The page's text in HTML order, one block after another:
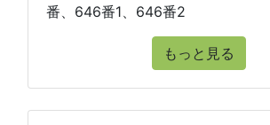
番、646番1、646番2
もっと見る